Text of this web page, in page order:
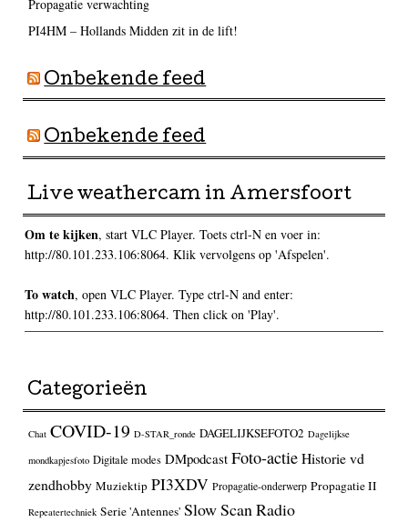
Propagatie verwachting
PI4HM – Hollands Midden zit in de lift!
Onbekende feed
Onbekende feed
Live weathercam in Amersfoort
Om te kijken, start VLC Player. Toets ctrl-N en voer in:
http://80.101.233.106:8064. Klik vervolgens op 'Afspelen'.
To watch, open VLC Player. Type ctrl-N and enter:
http://80.101.233.106:8064. Then click on 'Play'.
Categorieën
Chat COVID-19 D-STAR_ronde DAGELIJKSEFOTO2 Dagelijkse
mondkapjesfoto Digitale modes DMpodcast Foto-actieHistorie vd
zendhobby Muziektip PI3XDV Propagatie-onderwerp Propagatie II
Repeatertechniek Serie 'Antennes' Slow Scan Radio